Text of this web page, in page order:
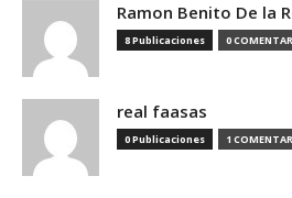
Ramon Benito De la
8 Publicaciones 0
real faasas
0 Publicaciones 1